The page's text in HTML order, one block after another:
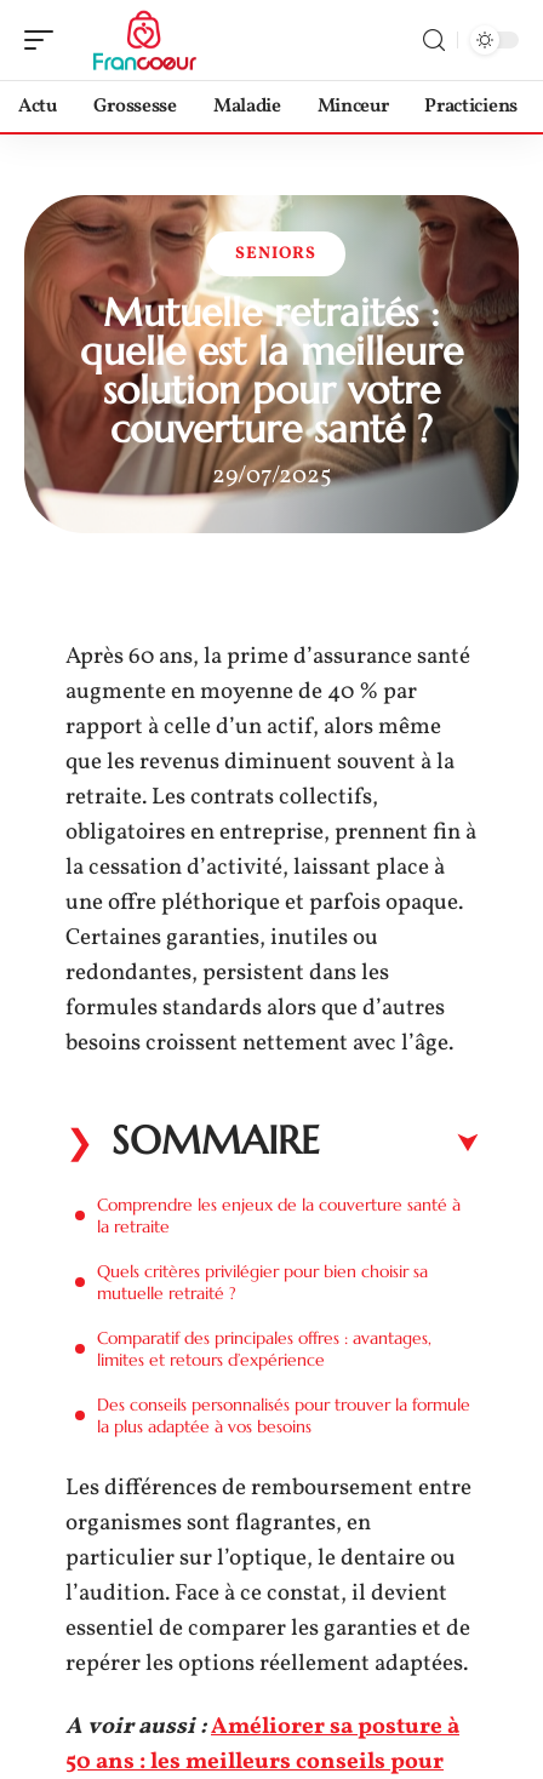
Actu Grossesse Maladie Minceur Practiciens
SENIORS
Mutuelle retraités :
quelle est la meilleure
solution pour votre
couverture santé ?
29/07/2025
Après 60 ans, la prime d’assurance santé
augmente en moyenne de 40 % par
rapport à celle d’un actif, alors même
que les revenus diminuent souvent à la
retraite. Les contrats collectifs,
obligatoires en entreprise, prennent fin à
la cessation d’activité, laissant place à
une offre pléthorique et parfois opaque.
Certaines garanties, inutiles ou
redondantes, persistent dans les
formules standards alors que d’autres
besoins croissent nettement avec l’âge.
SOMMAIRE
Comprendre les enjeux de la couverture santé à
la retraite
Quels critères privilégier pour bien choisir sa
mutuelle retraité ?
Comparatif des principales offres : avantages,
limites et retours d’expérience
Des conseils personnalisés pour trouver la formule
la plus adaptée à vos besoins
Les différences de remboursement entre
organismes sont flagrantes, en
particulier sur l’optique, le dentaire ou
l’audition. Face à ce constat, il devient
essentiel de comparer les garanties et de
repérer les options réellement adaptées.
A voir aussi :Améliorer sa posture à
50 ans : les meilleurs conseils pour